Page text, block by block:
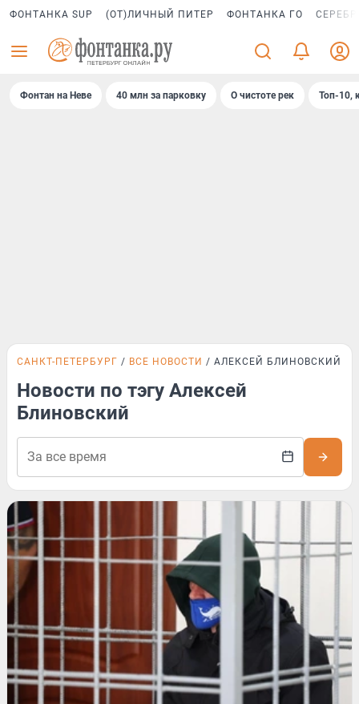
ФОНТАНКА SUP (ОТ)ЛИЧНЫЙ ПИТЕР ФОНТАНКА ГО
Фонтан на Неве 40 млн за парковку О чистоте рек Топ-10,
САНКТ-ПЕТЕРБУРГ ВСЕ НОВОСТИ АЛЕКСЕЙ БЛИНОВСКИЙ
Новости по тэгу Алексей
Блиновский